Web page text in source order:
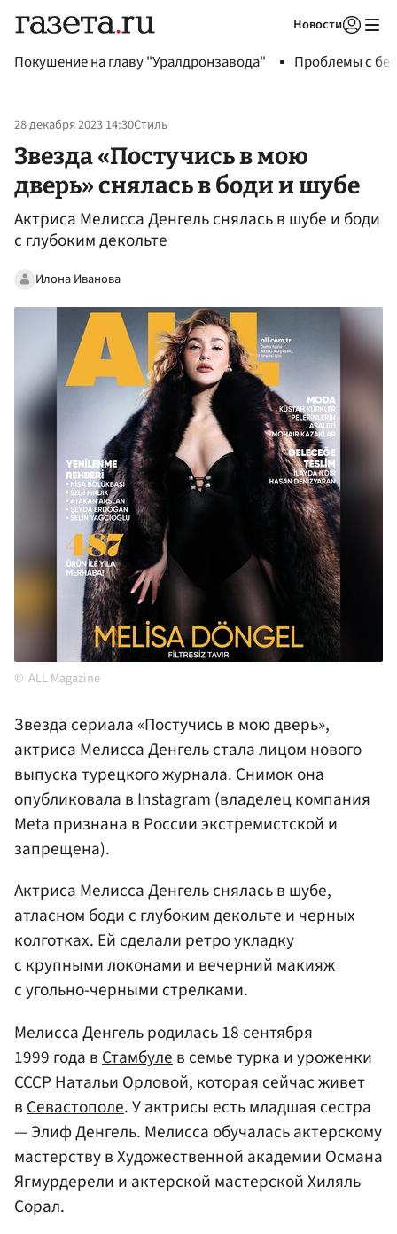
Новости
Покушение на главу "Уралдронзавода" Проблемы с
28 декабря 2023 14:30Стиль
Звезда «Постучись в мою
дверь» снялась в боди и шубе
Актриса Мелисса Денгель снялась в шубе и боди
с глубоким декольте
Илона Иванова
ALL Magazine
Звезда сериала «Постучись в мою дверь»,
актриса Мелисса Денгель стала лицом нового
выпуска турецкого журнала. Снимок она
опубликовала в Instagram (владелец компания
Meta признана в России экстремистской и
запрещена).
Актриса Мелисса Денгель снялась в шубе,
атласном боди с глубоким декольте и черных
колготках. Ей сделали ретро укладку
с крупными локонами и вечерний макияж
с угольно-черными стрелками.
Мелисса Денгель родилась 18 сентября
1999 года в Стамбуле в семье турка и уроженки
СССР Натальи Орловой, которая сейчас живет
в Севастополе. У актрисы есть младшая сестра
— Элиф Денгель. Мелисса обучалась актерскому
мастерству в Художественной академии Османа
Ягмурдерели и актерской мастерской Хиляль
Сорал.